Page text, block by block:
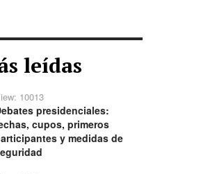
leídas
10013
presidenciales:
cupos, primeros
y medidas de